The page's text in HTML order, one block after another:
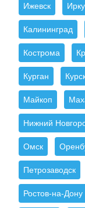
Ижевск
Калининград
Кострома
Курган
Майкоп
Нижний
Омск
Петрозаводск
Ростов-на-Дону